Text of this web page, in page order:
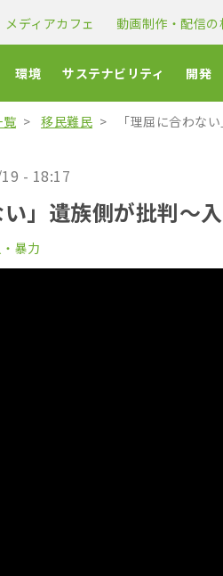
メディアカフェ 動画制作・配信の
環境 サステナビリティ 開発
覧 移民難民 「理屈に合わな
- 18:17
い」遺族側が批判〜
暴力